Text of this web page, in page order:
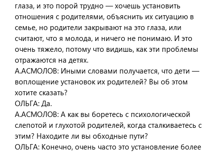
глаза, и это порой трудно — хочешь установить
отношения с родителями, объяснить их ситуацию в
семье, но родители закрывают на это глаза, или
считают, что я молода, и ничего не понимаю. И это
очень тяжело, потому что видишь, как эти проблемы
отражаются на детях.
А.АСМОЛОВ: Иными словами получается, что дети —
воплощение установок их родителей? Вы об этом
хотите сказать?
ОЛЬГА: Да.
А.АСМОЛОВ: А как вы боретесь с психологической
слепотой и глухотой родителей, когда сталкиваетесь с
этим? Находите ли вы обходные пути?
ОЛЬГА: Конечно, очень часто это установление более